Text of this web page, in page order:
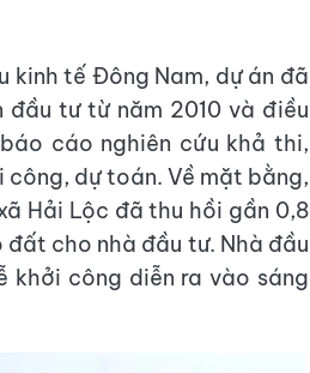
kinh tế Đông Nam, dự án đã
tư từ năm 2010 và điều
cáo nghiên cứu khả thi,
dự toán. Về mặt bằng,
Hải Lộc đã thu hồi gần 0,8
cho nhà đầu tư. Nhà đầu
khởi công diễn ra vào sáng